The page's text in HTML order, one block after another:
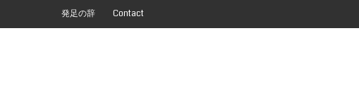
発足の辞 Contact